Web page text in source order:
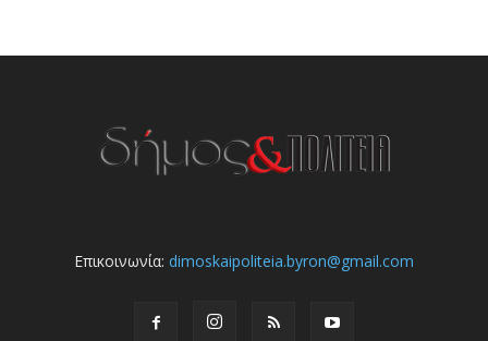
Επικοινωνία: dimoskaipoliteia.byron@gmail.com